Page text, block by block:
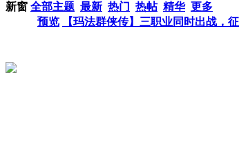
新窗 全部主题 最新 热门 热帖 精华 更多
预览
【玛法群侠传】三职业同时出战，